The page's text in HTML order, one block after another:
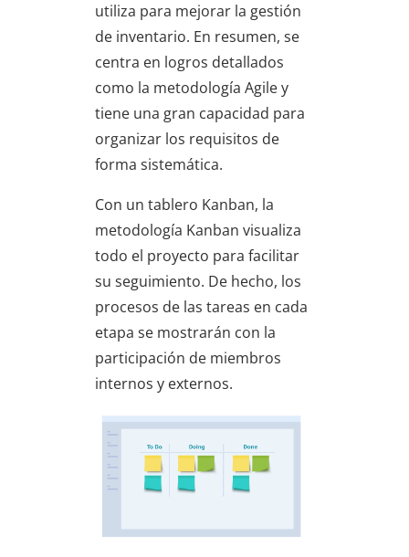
utiliza para mejorar la gestión
de inventario. En resumen, se
centra en logros detallados
como la metodología Agile y
tiene una gran capacidad para
organizar los requisitos de
forma sistemática.
Con un tablero Kanban, la
metodología Kanban visualiza
todo el proyecto para facilitar
su seguimiento. De hecho, los
procesos de las tareas en cada
etapa se mostrarán con la
participación de miembros
internos y externos.